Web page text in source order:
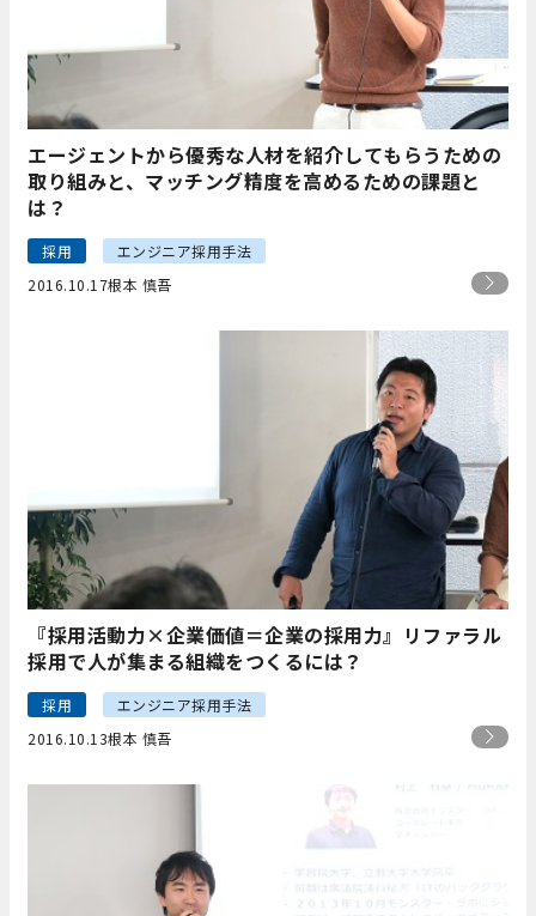
エージェントから優秀な人材を紹介してもらうための
取り組みと、マッチング精度を高めるための課題と
は？
採用
エンジニア採用手法
2016.10.17根本 慎吾
『採用活動力×企業価値＝企業の採用力』リファラル
採用で人が集まる組織をつくるには？
採用
エンジニア採用手法
2016.10.13根本 慎吾